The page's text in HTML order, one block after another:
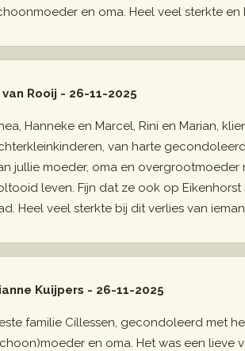
en oma. Heel veel sterkte
van Rooij - 26-11-2025
Hanneke en Marcel, Rini en Marian,
van harte
jullie moeder, oma en overgrootmoeder
leven. Fijn dat ze ook op
Heel veel sterkte bij dit verlies van
Kuijpers - 26-11-2025
familie Cillessen, gecondoleerd met
en oma. Het was een lieve